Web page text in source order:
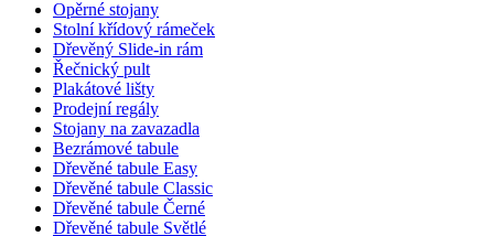
Opěrné stojany
Stolní křídový rámeček
Dřevěný Slide-in rám
Řečnický pult
Plakátové lišty
Prodejní regály
Stojany na zavazadla
Bezrámové tabule
Dřevěné tabule Easy
Dřevěné tabule Classic
Dřevěné tabule Černé
Dřevěné tabule Světlé